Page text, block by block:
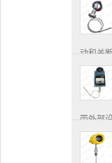
动和关
小的安
NA...
带外部
示的防
空调。